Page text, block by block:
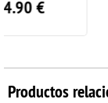
Productos